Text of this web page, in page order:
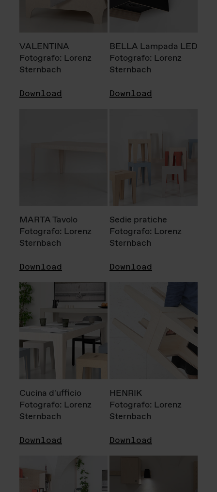
VALENTINA
Fotografo: Lorenz
Sternbach
Download
BELLA Lampada LED
Fotografo: Lorenz
Sternbach
Download
MARTA Tavolo
Fotografo: Lorenz
Sternbach
Download
Sedie pratiche
Fotografo: Lorenz
Sternbach
Download
Cucina d'ufficio
Fotografo: Lorenz
Sternbach
Download
HENRIK
Fotografo: Lorenz
Sternbach
Download